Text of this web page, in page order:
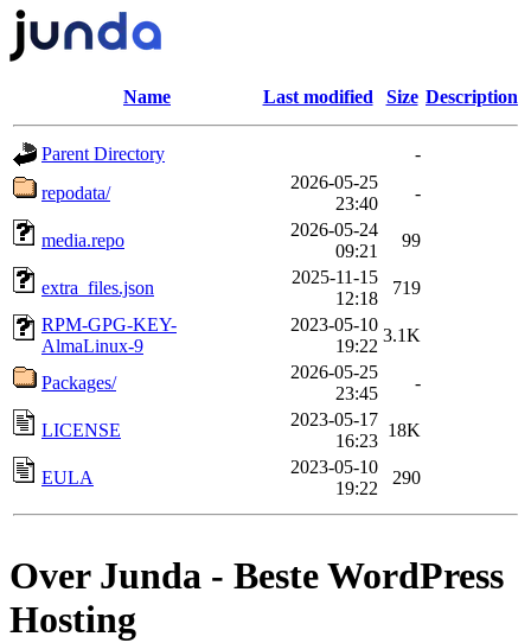
Name Last modified Size Description
Parent Directory
-
repodata/
2026-05-25
23:40
-
media.repo
2026-05-24
09:21
99
extra_files.json
2025-11-15
12:18
719
RPM-GPG-KEY-
AlmaLinux-9
2023-05-10
19:22
3.1K
Packages/
2026-05-25
23:45
-
LICENSE
2023-05-17
16:23
18K
EULA
2023-05-10
19:22
290
Over Junda - Beste WordPress
Hosting